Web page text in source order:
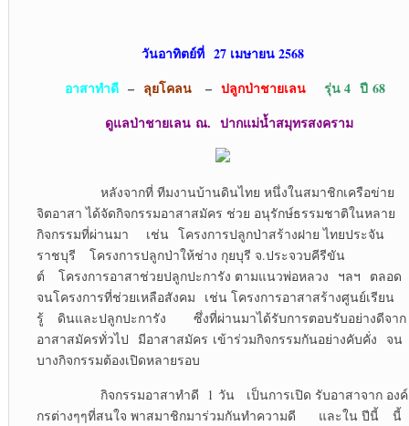
วันอาทิตย์ที่ 27 เมษายน 2568
อาสาทำดี– ลุยโคลน – ปลูกป่าชายเลน
รุ่น 4 ปี 68
ดูแลป่าชายเลน ณ. ปากแม่น้ำสมุทรสงคราม
หลังจากที่ ทีมงานบ้านดินไทย หนึ่งในสมาชิกเครือข่าย
จิตอาสา ได้จัดกิจกรรมอาสาสมัคร ช่วย อนุรักษ์ธรรมชาติในหลาย
กิจกรรมที่ผ่านมา เช่น โครงการปลูกป่าสร้างฝาย ไทยประจัน
ราชบุรี โครงการปลูกป่าให้ช่าง กุยบุรี จ.ประจวบคีรีขัน
ต์ โครงการอาสาช่วยปลูกปะการัง ตามแนวพ่อหลวง ฯลฯ ตลอด
จนโครงการที่ช่วยเหลือสังคม เช่น โครงการอาสาสร้างศูนย์เรียน
รู้ ดินและปลูกปะการัง ซึ่งที่ผ่านมาได้รับการตอบรับอย่างดีจาก
อาสาสมัครทั่วไป มีอาสาสมัคร เข้าร่วมกิจกรรมกันอย่างคับคั่ง จน
บางกิจกรรมต้องเปิดหลายรอบ
กิจกรรมอาสาทำดี 1 วัน เป็นการเปิด รับอาสาจาก องค์
กรต่างๆๆที่สนใจ พาสมาชิกมาร่วมกันทำความดี และใน ปีนี้ นี้